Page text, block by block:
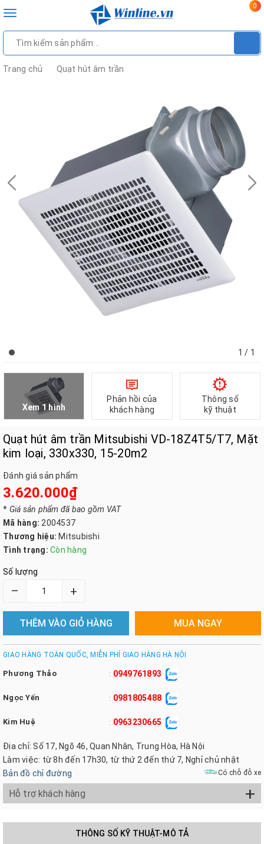
Toggle
0
Trang chủ Quạt hút âm trần
1 / 1
Xem 1 hình
Phản hồi của
khách hàng
Thông số
kỹ thuật
Quạt hút âm trần Mitsubishi VD-18Z4T5/T7, Mặt
kim loại, 330x330, 15-20m2
Đánh giá sản phẩm
3.620.000₫
* Giá sản phẩm đã bao gồm VAT
Mã hàng: 2004537
Thương hiệu: Mitsubishi
Tình trạng: Còn hàng
Số lượng
– +
THÊM VÀO GIỎ HÀNG MUA NGAY
GIAO HÀNG TOÀN QUỐC, MIỄN PHÍ GIAO HÀNG HÀ NỘI
Phương Thảo : 0949761893
Ngọc Yến : 0981805488
Kim Huệ : 0963230665
Địa chỉ: Số 17, Ngõ 46, Quan Nhân, Trung Hòa, Hà Nội
Làm việc: từ 8h đến 17h30, từ thứ 2 đến thứ 7, Nghỉ chủ nhật
Bản đồ chỉ đường
Có chỗ đỗ xe
Hỗ trợ khách hàng +
THÔNG SỐ KỸ THUẬT-MÔ TẢ